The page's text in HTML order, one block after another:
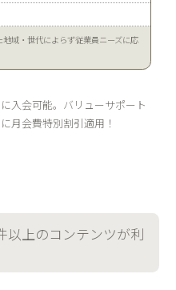
域・世代によらず従業員ニーズに応
入会可能。バリューサポート
月会費特別割引適用！
以上のコンテンツが利